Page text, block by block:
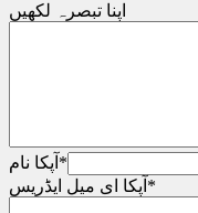
اپنا تبصرہ لکھیں
آپکا نام *
آپکا ای میل ایڈریس *